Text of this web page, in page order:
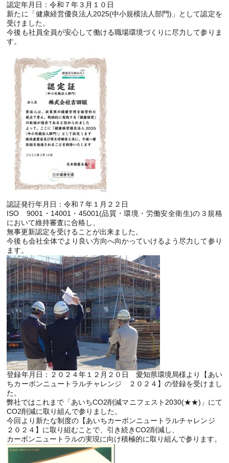
認定年月日：令和７年３月１０日
新たに「健康経営優良法人2025(中小規模法人部門)」として認定を
受けました。
今後も社員全員が安心して働ける職場環境づくりに尽力して参りま
す。
認証発行年月日：令和７年１月２２日
ISO 9001・14001・45001(品質・環境・労働安全衛生)の３規格
において維持審査に合格し、
無事更新認定を受けることが出来ました。
今後も会社全体でより良い方向へ向かっていけるよう尽力して参り
ます。
登録年月日：２０２４年１２月２０日 愛知県環境局様より【あい
ちカーボンニュートラルチャレンジ ２０２４】の登録を受けまし
た。
弊社ではこれまで「あいちCO2削減マニフェスト2030(★★)」にて
CO2削減に取り組んで参りました。
今回より新たな制度の【あいちカーボンニュートラルチャレンジ
２０２４】に取り組むことで、引き続きCO2削減し、
カーボンニュートラルの実現に向け積極的に取り組んで参ります。